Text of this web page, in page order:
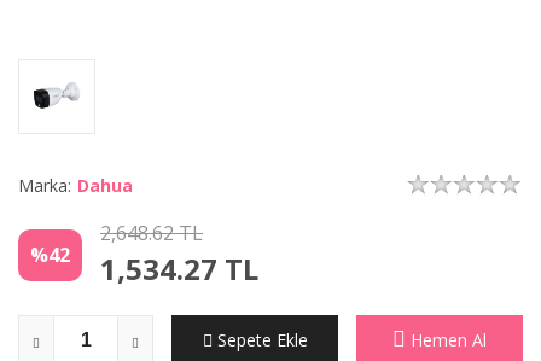
Marka: Dahua
%42
2,648.62 TL
1,534.27 TL
Sepete Ekle Hemen Al